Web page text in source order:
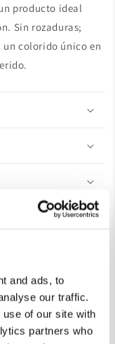
and ads, to
our traffic.
of our site with
partners who
producto ideal
Sin rozaduras;
colorido único en